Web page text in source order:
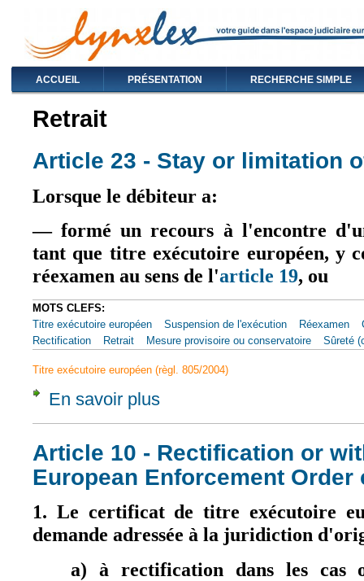
ACCUEIL PRÉSENTATION RECHERCHE SIMPLE
Retrait
Article 23 - Stay or limitation
Lorsque le débiteur a:
— formé un recours à l'encontre
tant que titre exécutoire européen, y
réexamen au sens de l'article 19, ou
MOTS CLEFS:
Titre exécutoire européen
Suspension de l'exécution Réexamen
Rectification
Retrait Mesure provisoire ou conservatoire Sûreté
Titre exécutoire européen (règl. 805/2004)
En savoir plus
Article 10 - Rectification or
European Enforcement Order
1. Le certificat de titre exécutoire
demande adressée à la juridiction
a) à rectification dans les cas